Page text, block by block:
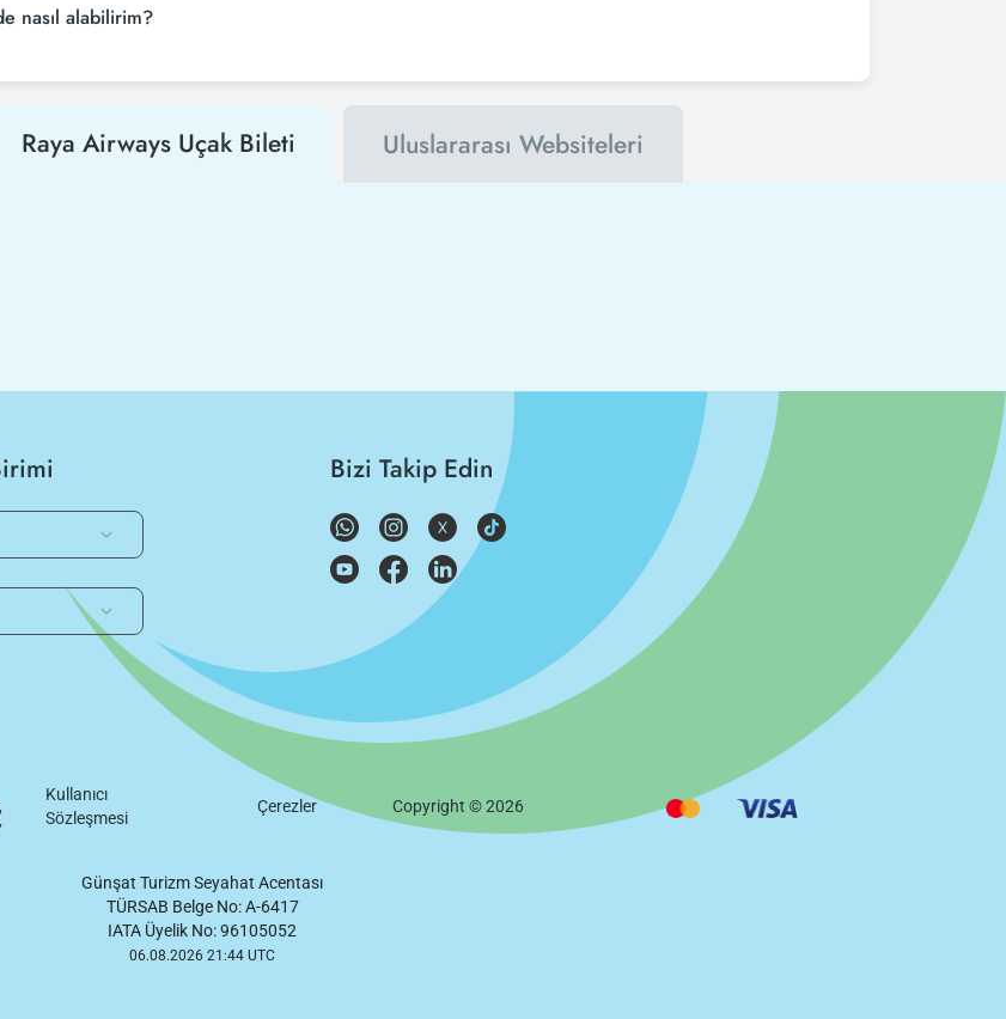
nasıl alabilirim?
Raya Airways Uçak Bileti Uluslararası Websiteleri
Bizi Takip Edin
Kullanıcı
Sözleşmesi
Çerezler Copyright ©2026
Günşat Turizm Seyahat Acentası
TÜRSAB Belge No: A-6417
IATA Üyelik No: 96105052
06.08.2026 21:44 UTC